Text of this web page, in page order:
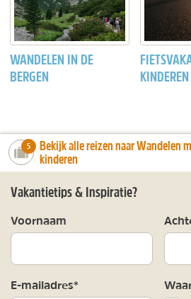
WANDELEN IN DE
BERGEN
KINDEREN
number_of_trips:
5
Bekijk alle reizen naar Wandelen
kinderen
Vakantietips & Inspiratie?
Voornaam
E-mailadres*